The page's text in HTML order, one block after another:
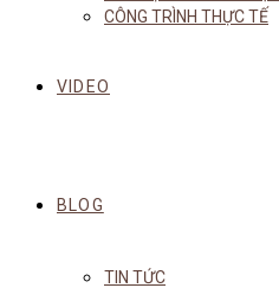
CÔNG TRÌNH THỰC TẾ
VIDEO
BLOG
TIN TỨC